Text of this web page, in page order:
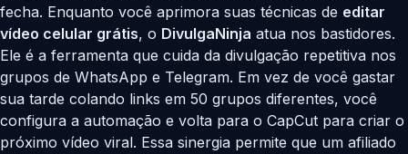
fecha. Enquanto você aprimora suas técnicas de editar
vídeo celular grátis, o DivulgaNinja atua nos bastidores.
Ele é a ferramenta que cuida da divulgação repetitiva nos
grupos de WhatsApp e Telegram. Em vez de você gastar
sua tarde colando links em 50 grupos diferentes, você
configura a automação e volta para o CapCut para criar o
próximo vídeo viral. Essa sinergia permite que um afiliado